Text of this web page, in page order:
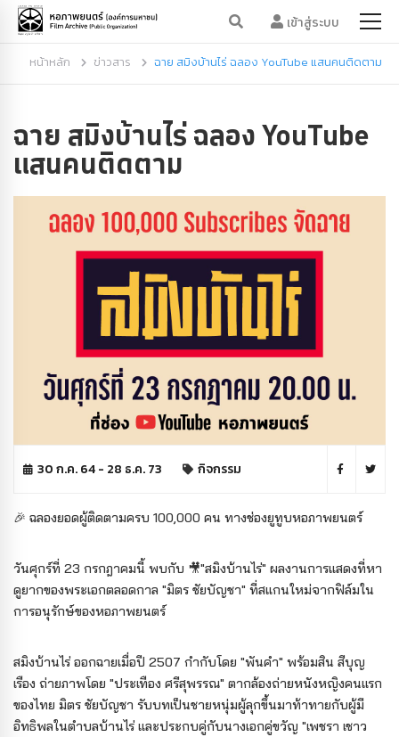
เข้าสู่ระบบ
หน้าหลัก ข่าวสาร ฉาย สมิงบ้านไร่ ฉลอง YouTube แสนคนติดตาม
ฉาย สมิงบ้านไร่ ฉลอง YouTube
แสนคนติดตาม
30 ก.ค. 64 - 28 ธ.ค. 73 กิจกรรม
🎉 ฉลองยอดผู้ติดตามครบ 100,000 คน ทางช่องยูทูบหอภาพยนตร์
วันศุกร์ที่ 23 กรกฎาคมนี้ พบกับ 🎥"สมิงบ้านไร่" ผลงานการแสดงที่หา
ดูยากของพระเอกตลอดกาล "มิตร ชัยบัญชา" ที่สแกนใหม่จากฟิล์มใน
การอนุรักษ์ของหอภาพยนตร์
สมิงบ้านไร่ ออกฉายเมื่อปี 2507 กำกับโดย "พันคำ" พร้อมสิน สีบุญ
เรือง ถ่ายภาพโดย "ประเทือง ศรีสุพรรณ" ตากล้องถ่ายหนังหญิงคนแรก
ของไทย มิตร ชัยบัญชา รับบทเป็นชายหนุ่มผู้ลุกขึ้นมาท้าทายกับผู้มี
อิทธิพลในตำบลบ้านไร่ และประกบคู่กับนางเอกคู่ขวัญ "เพชรา เชาว